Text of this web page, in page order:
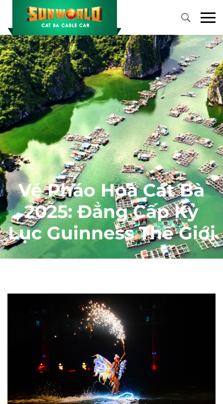
Menu
Vé Pháo Hoa Cát Bà
2025: Đẳng Cấp Kỷ
Lục Guinness Thế Giới